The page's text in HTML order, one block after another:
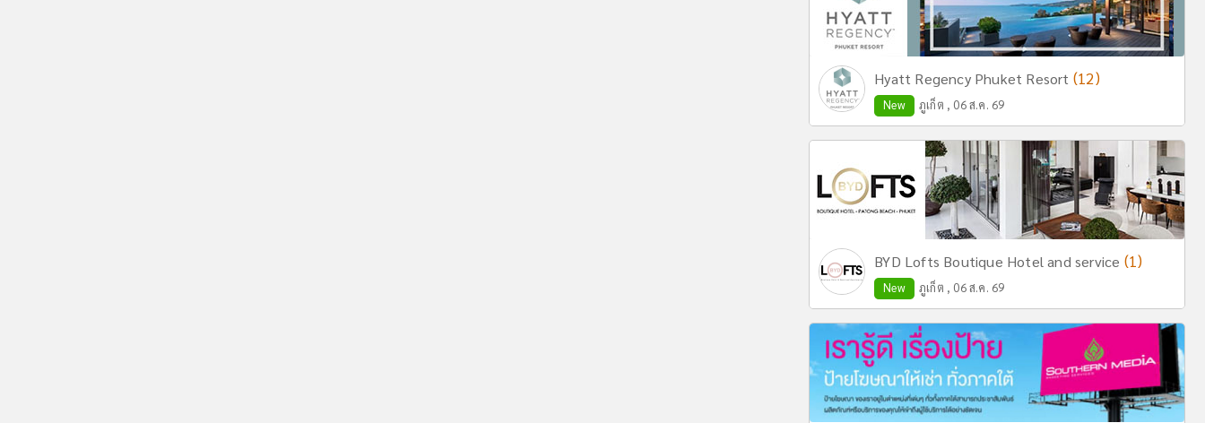
Hyatt Regency Phuket Resort (12)
New ภูเก็ต , 06 ส.ค. 69
BYD Lofts Boutique Hotel and service (1)
New ภูเก็ต , 06 ส.ค. 69